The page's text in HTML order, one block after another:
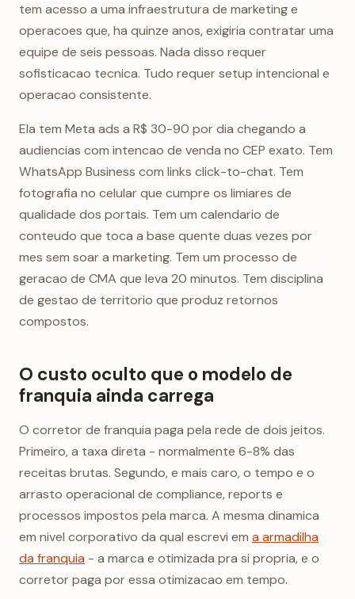
tem acesso a uma infraestrutura de marketing e
operacoes que, ha quinze anos, exigiria contratar uma
equipe de seis pessoas. Nada disso requer
sofisticacao tecnica. Tudo requer setup intencional e
operacao consistente.
Ela tem Meta ads a R$ 30-90 por dia chegando a
audiencias com intencao de venda no CEP exato. Tem
WhatsApp Business com links click-to-chat. Tem
fotografia no celular que cumpre os limiares de
qualidade dos portais. Tem um calendario de
conteudo que toca a base quente duas vezes por
mes sem soar a marketing. Tem um processo de
geracao de CMA que leva 20 minutos. Tem disciplina
de gestao de territorio que produz retornos
compostos.
O custo oculto que o modelo de
franquia ainda carrega
O corretor de franquia paga pela rede de dois jeitos.
Primeiro, a taxa direta - normalmente 6-8% das
receitas brutas. Segundo, e mais caro, o tempo e o
arrasto operacional de compliance, reports e
processos impostos pela marca. A mesma dinamica
em nivel corporativo da qual escrevi em a armadilha
da franquia - a marca e otimizada pra si propria, e o
corretor paga por essa otimizacao em tempo.